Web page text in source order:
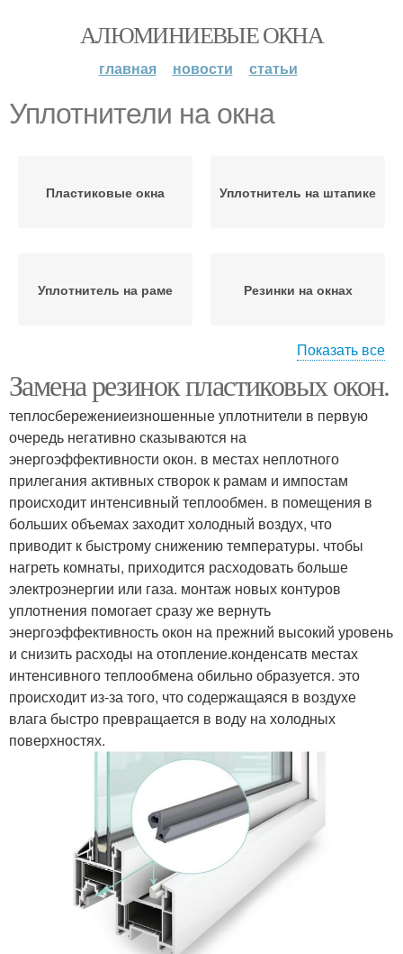
АЛЮМИНИЕВЫЕ ОКНА
главная новости статьи
Уплотнители на окна
Пластиковые окна Уплотнитель на штапике
Уплотнитель на раме Резинки на окнах
пластиковых окон
Показать все
Замена резинок пластиковых окон.
теплосбережениеизношенные уплотнители в первую
очередь негативно сказываются на
энергоэффективности окон. в местах неплотного
прилегания активных створок к рамам и импостам
происходит интенсивный теплообмен. в помещения в
больших объемах заходит холодный воздух, что
приводит к быстрому снижению температуры. чтобы
нагреть комнаты, приходится расходовать больше
электроэнергии или газа. монтаж новых контуров
уплотнения помогает сразу же вернуть
энергоэффективность окон на прежний высокий уровень
и снизить расходы на отопление.конденсатв местах
интенсивного теплообмена обильно образуется. это
происходит из-за того, что содержащаяся в воздухе
влага быстро превращается в воду на холодных
поверхностях.